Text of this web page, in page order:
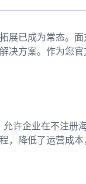
展已成为常态。
决方案。作为您官
许企业在不注册
，降低了运营成本